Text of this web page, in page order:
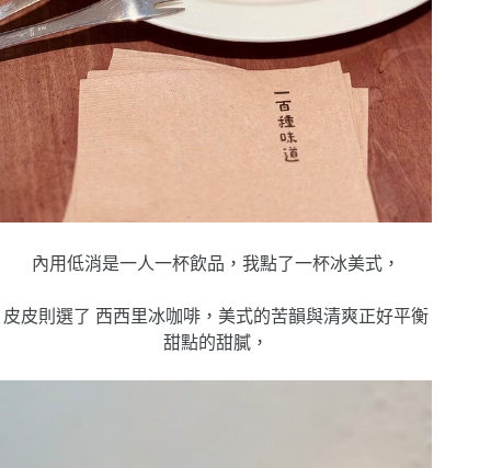
內用低消是一人一杯飲品，我點了一杯冰美式，
皮皮則選了 西西里冰咖啡，美式的苦韻與清爽正好平衡
甜點的甜膩，